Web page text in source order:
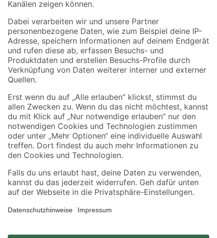
Zahlungsarten Versandarten
Sicher einkaufen
Jetzt die toom-App herunterladen
Alle Preisangaben in EUR inkl. gesetzl. MwSt.. Die dargestellten Angebote sind unter
Umständen nicht in allen Märkten verfügbar. Die angegebenen Verfügbarkeiten beziehen
sich auf den unter "Mein Markt" ausgewählten toom Baumarkt. Alle Angebote und
*Paketversand ab 59 € versandkostenfrei, gilt nicht für Artikel mit Speditionsversand, hier
fallen zusätzliche Versandkosten an.